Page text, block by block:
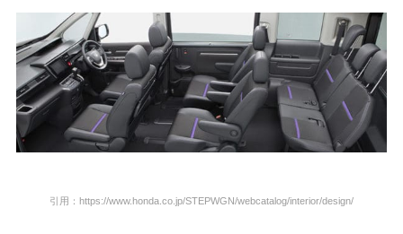
引用：https://www.honda.co.jp/STEPWGN/webcatalog/interior/design/